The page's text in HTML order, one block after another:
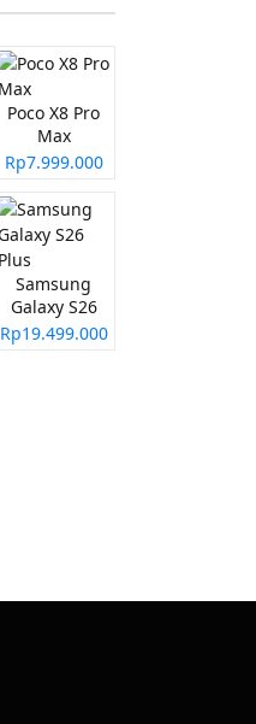
Poco X8 Pro
Max
Rp7.999.000
Samsung
Galaxy S26
Plus
Rp19.499.000